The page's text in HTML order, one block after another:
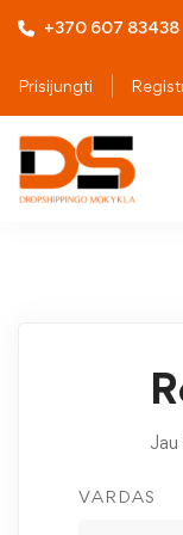
+370 607 83438
Prisijungti
VARDAS